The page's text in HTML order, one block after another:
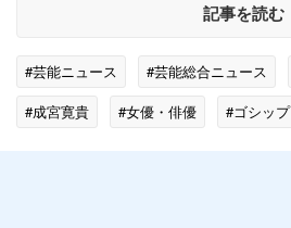
記事を読む
#芸能ニュース #芸能総合ニュース
#成宮寛貴
#女優・俳優
#ゴシップ